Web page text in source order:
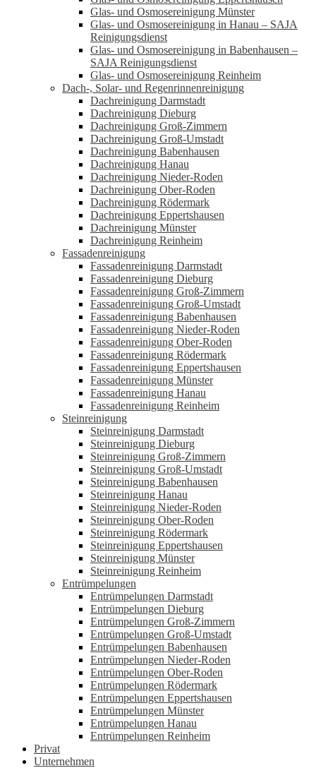
Glas- und Osmosereinigung Münster
Glas- und Osmosereinigung in Hanau – SAJA
Reinigungsdienst
Glas- und Osmosereinigung in Babenhausen –
SAJA Reinigungsdienst
Glas- und Osmosereinigung Reinheim
Dach-, Solar- und Regenrinnenreinigung
Dachreinigung Darmstadt
Dachreinigung Dieburg
Dachreinigung Groß-Zimmern
Dachreinigung Groß-Umstadt
Dachreinigung Babenhausen
Dachreinigung Hanau
Dachreinigung Nieder-Roden
Dachreinigung Ober-Roden
Dachreinigung Rödermark
Dachreinigung Eppertshausen
Dachreinigung Münster
Dachreinigung Reinheim
Fassadenreinigung
Fassadenreinigung Darmstadt
Fassadenreinigung Dieburg
Fassadenreinigung Groß-Zimmern
Fassadenreinigung Groß-Umstadt
Fassadenreinigung Babenhausen
Fassadenreinigung Nieder-Roden
Fassadenreinigung Ober-Roden
Fassadenreinigung Rödermark
Fassadenreinigung Eppertshausen
Fassadenreinigung Münster
Fassadenreinigung Hanau
Fassadenreinigung Reinheim
Steinreinigung
Steinreinigung Darmstadt
Steinreinigung Dieburg
Steinreinigung Groß-Zimmern
Steinreinigung Groß-Umstadt
Steinreinigung Babenhausen
Steinreinigung Hanau
Steinreinigung Nieder-Roden
Steinreinigung Ober-Roden
Steinreinigung Rödermark
Steinreinigung Eppertshausen
Steinreinigung Münster
Steinreinigung Reinheim
Entrümpelungen
Entrümpelungen Darmstadt
Entrümpelungen Dieburg
Entrümpelungen Groß-Zimmern
Entrümpelungen Groß-Umstadt
Entrümpelungen Babenhausen
Entrümpelungen Nieder-Roden
Entrümpelungen Ober-Roden
Entrümpelungen Rödermark
Entrümpelungen Eppertshausen
Entrümpelungen Münster
Entrümpelungen Hanau
Entrümpelungen Reinheim
Privat
Unternehmen